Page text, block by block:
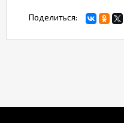
Поделиться: